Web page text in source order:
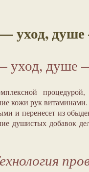
уход,
уход, душе
кожи рук
и перенесет из
душистых добавок